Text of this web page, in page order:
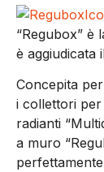
“Regubox” è
è aggiudicata
Concepita
i collettori per
radianti
a muro